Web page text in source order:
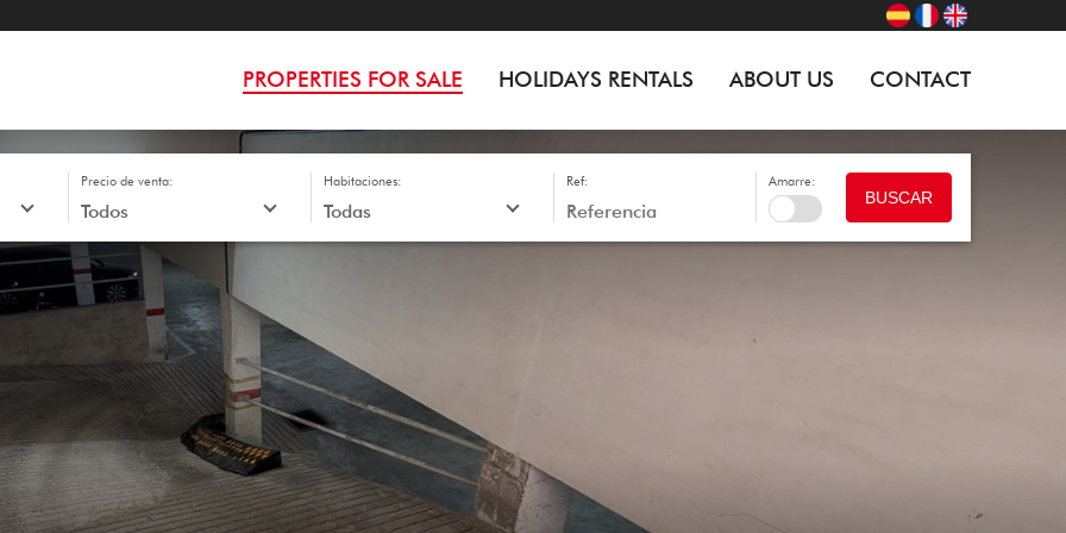
PROPERTIES FOR SALE HOLIDAYS RENTALS ABOUT US CONTACT
Precio de venta: Habitaciones: Ref: Amarre:
BUSCAR